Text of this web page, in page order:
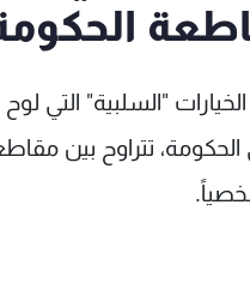
"السلبية" التي لوح
تتراوح بين